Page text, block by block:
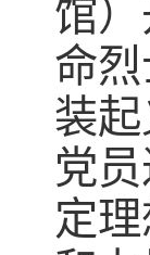
馆
命
装
党
定